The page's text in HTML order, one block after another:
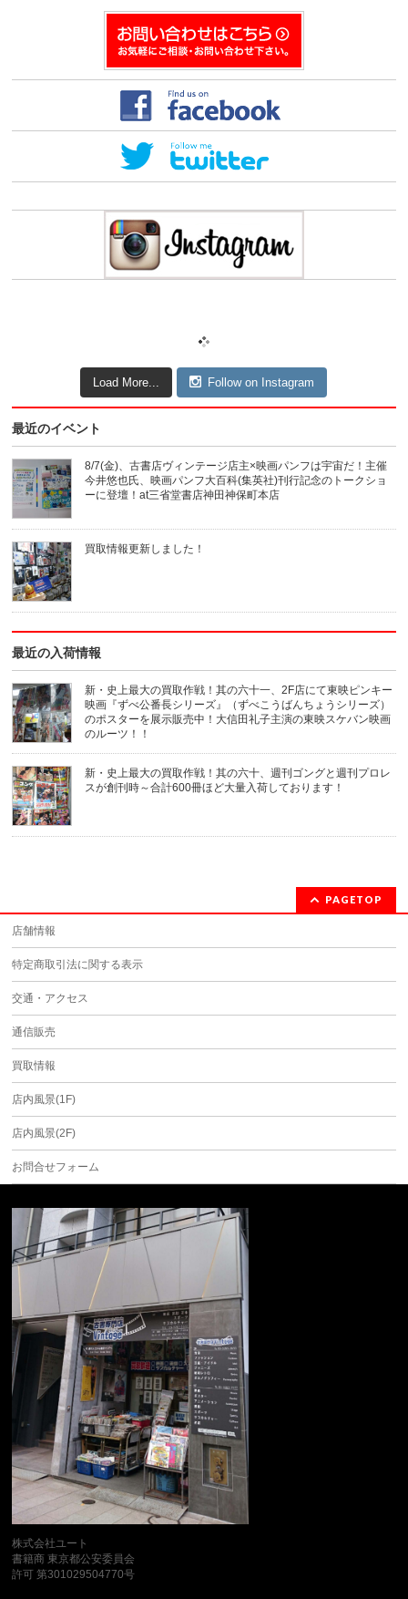
Load More... Follow on Instagram
最近のイベント
8/7(金)、古書店ヴィンテージ店主×映画パンフは宇宙だ！主催
今井悠也氏、映画パンフ大百科(集英社)刊行記念のトークショ
ーに登壇！at三省堂書店神田神保町本店
買取情報更新しました！
最近の入荷情報
新・史上最大の買取作戦！其の六十一、2F店にて東映ピンキー
映画『ずべ公番長シリーズ』（ずべこうばんちょうシリーズ）
のポスターを展示販売中！大信田礼子主演の東映スケバン映画
のルーツ！！
新・史上最大の買取作戦！其の六十、週刊ゴングと週刊プロレ
スが創刊時～合計600冊ほど大量入荷しております！
PAGETOP
店舗情報
特定商取引法に関する表示
交通・アクセス
通信販売
買取情報
店内風景(1F)
店内風景(2F)
お問合せフォーム
株式会社ユート
書籍商 東京都公安委員会
許可 第301029504770号